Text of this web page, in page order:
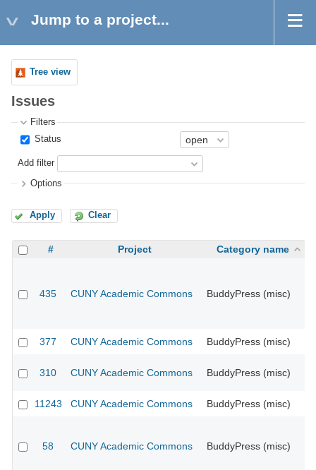
Jump to a project...
Tree view
Issues
Filters
Status
Add filter
Options
Apply Clear
# Project Category name
435 CUNY Academic Commons BuddyPress (misc)
377 CUNY Academic Commons BuddyPress (misc)
310 CUNY Academic Commons BuddyPress (misc)
11243 CUNY Academic Commons BuddyPress (misc)
58 CUNY Academic Commons BuddyPress (misc)